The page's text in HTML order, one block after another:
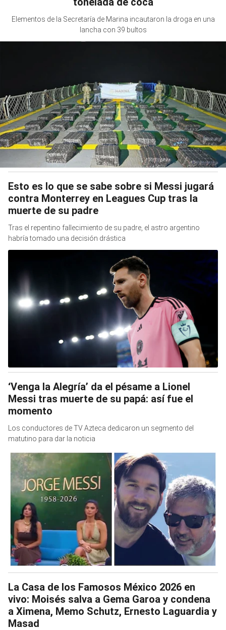
Elementos de la Secretaría de Marina incautaron la droga en una
lancha con 39 bultos
Esto es lo que se sabe sobre si Messi jugará
contra Monterrey en Leagues Cup tras la
muerte de su padre
Tras el repentino fallecimiento de su padre, el astro argentino
habría tomado una decisión drástica
‘Venga la Alegría’ da el pésame a Lionel
Messi tras muerte de su papá: así fue el
momento
Los conductores de TV Azteca dedicaron un segmento del
matutino para dar la noticia
La Casa de los Famosos México 2026 en
vivo: Moisés salva a Gema Garoa y condena
a Ximena, Memo Schutz, Ernesto Laguardia y
Masad